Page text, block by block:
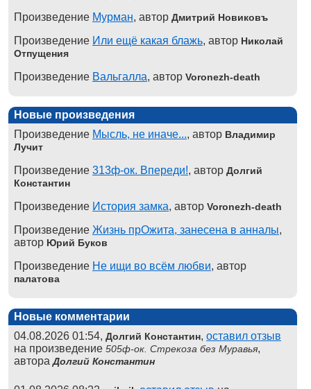
Произведение Мурман, автор Дмитрий Новиковъ
Произведение Или ещё какая блажь, автор Николай
Отпущения
Произведение Вальгалла, автор Voronezh-death
Новые произведения
Произведение Мысль, не иначе..., автор Владимир
Лучит
Произведение 313ф-ок. Впереди!, автор Долгий
Константин
Произведение История замка, автор Voronezh-death
Произведение Жизнь прОжита, занесена в анналы,
автор Юрий Буков
Произведение Не ищи во всём любви, автор
палатова
Новые комментарии
04.08.2026 01:54, Долгий Константин, оставил отзыв
на произведение 505ф-ок. Стрекоза без Муравья,
автораДолгий Константин